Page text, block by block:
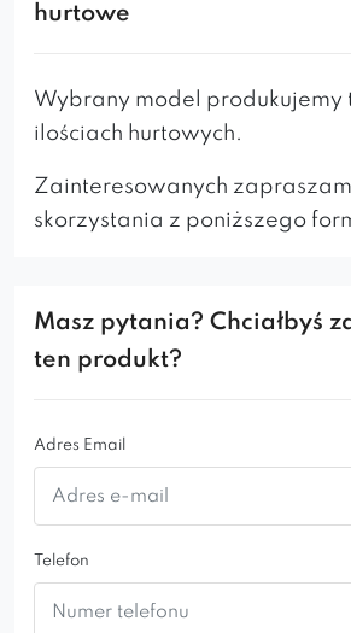
produkowany jest z
Duży wybór wariantów,
wybarwień drewna sprawi, że
oryginalne, dodając wnętrzom
sprawdzi się w gabinetach,
hurtowe
Wybrany model produkujemy
ilościach hurtowych.
Zainteresowanych
skorzystania z poniższego
Masz pytania? Chciałbyś
ten produkt?
Adres Email
Telefon